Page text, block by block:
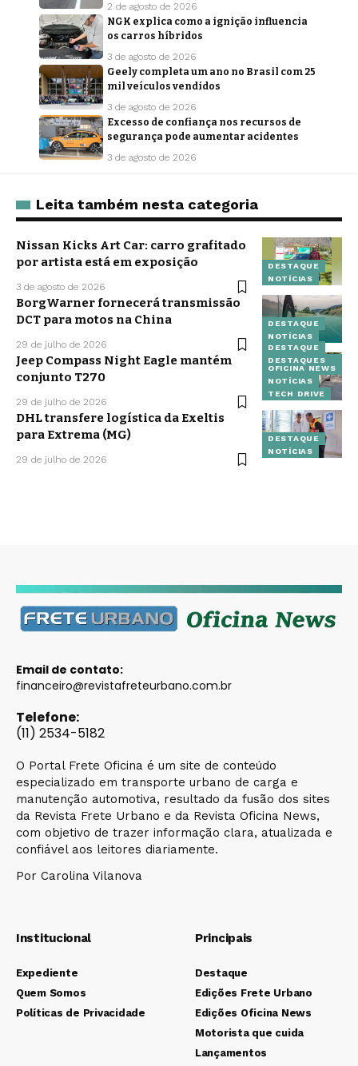
2 de agosto de 2026
NGK explica como a ignição influencia
os carros híbridos
3 de agosto de 2026
Geely completa um ano no Brasil com 25
mil veículos vendidos
3 de agosto de 2026
Excesso de confiança nos recursos de
segurança pode aumentar acidentes
3 de agosto de 2026
Leita também nesta categoria
DESTAQUE
NOTÍCIAS
Nissan Kicks Art Car: carro grafitado
por artista está em exposição
3 de agosto de 2026
DESTAQUE
NOTÍCIAS
BorgWarner fornecerá transmissão
DCT para motos na China
29 de julho de 2026
DESTAQUE
DESTAQUES
OFICINA NEWS
NOTÍCIAS
TECH DRIVE
Jeep Compass Night Eagle mantém
conjunto T270
29 de julho de 2026
DESTAQUE
NOTÍCIAS
DHL transfere logística da Exeltis
para Extrema (MG)
29 de julho de 2026
Email de contato:
financeiro@revistafreteurbano.com.br
Telefone:
(11) 2534-5182
O Portal Frete Oficina é um site de conteúdo
especializado em transporte urbano de carga e
manutenção automotiva, resultado da fusão dos sites
da Revista Frete Urbano e da Revista Oficina News,
com objetivo de trazer informação clara, atualizada e
confiável aos leitores diariamente.
Por Carolina Vilanova
Institucional
Expediente
Quem Somos
Políticas de Privacidade
Principais
Destaque
Edições Frete Urbano
Edições Oficina News
Motorista que cuida
Lançamentos